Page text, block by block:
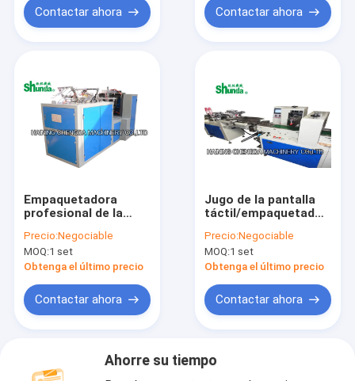
Contactar ahora Contactar ahora
Empaquetadora
profesional de la
Precio:Negociable
MOQ:1 set
Obtenga el último precio
Contactar ahora
Jugo de la pantalla
táctil/empaquetadora
taza de papel del
café
Precio:Negociable
MOQ:1 set
Obtenga el último precio
Contactar ahora
Ahorre su tiempo